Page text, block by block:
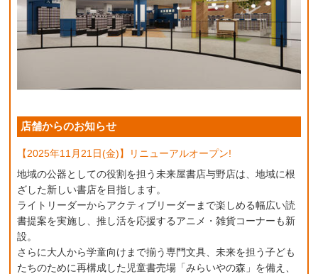
店舗からのお知らせ
【2025年11月21日(金)】リニューアルオープン!
地域の公器としての役割を担う未来屋書店与野店は、地域に根
ざした新しい書店を目指します。
ライトリーダーからアクティブリーダーまで楽しめる幅広い読
書提案を実施し、推し活を応援するアニメ・雑貨コーナーも新
設。
さらに大人から学童向けまで揃う専門文具、未来を担う子ども
たちのために再構成した児童書売場「みらいやの森」を備え、